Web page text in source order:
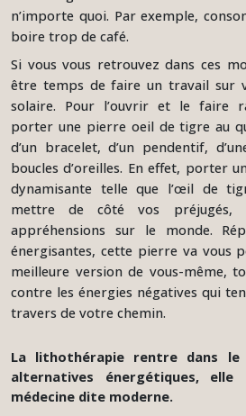
n’importe quoi. Par exemple,
boire trop de café.
Si vous vous retrouvez dans ces
être temps de faire un travail sur
solaire. Pour l’ouvrir et le faire
porter une pierre oeil de tigre au
d’un bracelet, d’un pendentif,
boucles d’oreilles. En effet, porter
dynamisante telle que l’œil de
mettre de côté vos préjugés,
appréhensions sur le monde.
énergisantes, cette pierre va vous
meilleure version de vous-même,
contre les énergies négatives qui
travers de votre chemin.
La lithothérapie rentre dans le
alternatives énergétiques,
médecine dite moderne.